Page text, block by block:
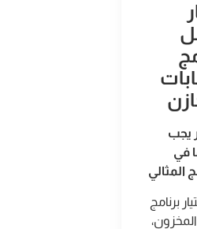
يجب
في
المثالي
برنامج
المخزون،